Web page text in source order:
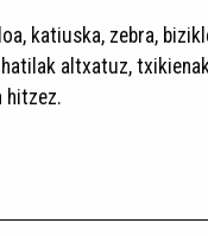
katiuska, zebra,
altxatuz,
hitzez.